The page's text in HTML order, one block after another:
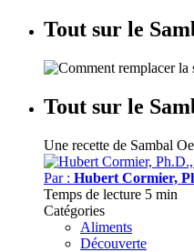
Tout sur le
Tout sur le
Une recette de Sambal
Par : Hubert Cormier,
Temps de lecture 5 min
Catégories
Aliments
Découverte